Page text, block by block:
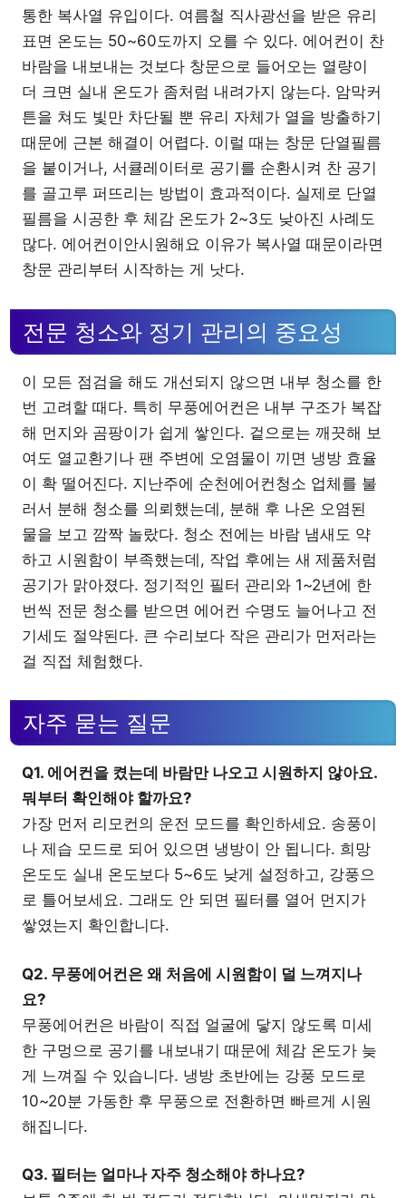
통한 복사열 유입이다. 여름철 직사광선을 받은 유리
표면 온도는 50~60도까지 오를 수 있다. 에어컨이 찬
바람을 내보내는 것보다 창문으로 들어오는 열량이
더 크면 실내 온도가 좀처럼 내려가지 않는다. 암막커
튼을 쳐도 빛만 차단될 뿐 유리 자체가 열을 방출하기
때문에 근본 해결이 어렵다. 이럴 때는 창문 단열필름
을 붙이거나, 서큘레이터로 공기를 순환시켜 찬 공기
를 골고루 퍼뜨리는 방법이 효과적이다. 실제로 단열
필름을 시공한 후 체감 온도가 2~3도 낮아진 사례도
많다. 에어컨이안시원해요 이유가 복사열 때문이라면
창문 관리부터 시작하는 게 낫다.
전문 청소와 정기 관리의 중요성
이 모든 점검을 해도 개선되지 않으면 내부 청소를 한
번 고려할 때다. 특히 무풍에어컨은 내부 구조가 복잡
해 먼지와 곰팡이가 쉽게 쌓인다. 겉으로는 깨끗해 보
여도 열교환기나 팬 주변에 오염물이 끼면 냉방 효율
이 확 떨어진다. 지난주에 순천에어컨청소 업체를 불
러서 분해 청소를 의뢰했는데, 분해 후 나온 오염된
물을 보고 깜짝 놀랐다. 청소 전에는 바람 냄새도 약
하고 시원함이 부족했는데, 작업 후에는 새 제품처럼
공기가 맑아졌다. 정기적인 필터 관리와 1~2년에 한
번씩 전문 청소를 받으면 에어컨 수명도 늘어나고 전
기세도 절약된다. 큰 수리보다 작은 관리가 먼저라는
걸 직접 체험했다.
자주 묻는 질문
Q1. 에어컨을 켰는데 바람만 나오고 시원하지 않아요.
뭐부터 확인해야 할까요?
가장 먼저 리모컨의 운전 모드를 확인하세요. 송풍이
나 제습 모드로 되어 있으면 냉방이 안 됩니다. 희망
온도도 실내 온도보다 5~6도 낮게 설정하고, 강풍으
로 틀어보세요. 그래도 안 되면 필터를 열어 먼지가
쌓였는지 확인합니다.
Q2. 무풍에어컨은 왜 처음에 시원함이 덜 느껴지나
요?
무풍에어컨은 바람이 직접 얼굴에 닿지 않도록 미세
한 구멍으로 공기를 내보내기 때문에 체감 온도가 늦
게 느껴질 수 있습니다. 냉방 초반에는 강풍 모드로
10~20분 가동한 후 무풍으로 전환하면 빠르게 시원
해집니다.
Q3. 필터는 얼마나 자주 청소해야 하나요?